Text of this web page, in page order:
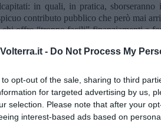
- Do Not Process My
to opt-out of the sale, sharing to third
for targeted advertising by us,
selection. Please note that after your
interest-based ads based on
in quali, in pratica, sborseranno
contributo pubblico che però mai
offre “troppo facili” finanziamenti a
simili a verificarne la credibilità
la rispettiva associazione di categoria
Giovanna Bernardini: